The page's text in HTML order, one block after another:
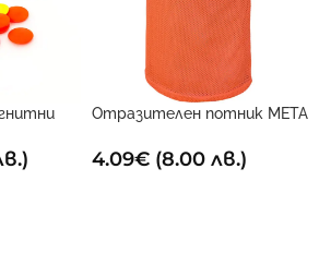
Отразителен потник META
4.09€(8.00 лв.)